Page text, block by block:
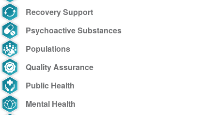
Recovery Support
Psychoactive Substances
Populations
Quality Assurance
Public Health
Mental Health